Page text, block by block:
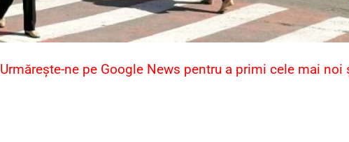
Urmărește-ne pe Google News pentru a primi cele mai noi